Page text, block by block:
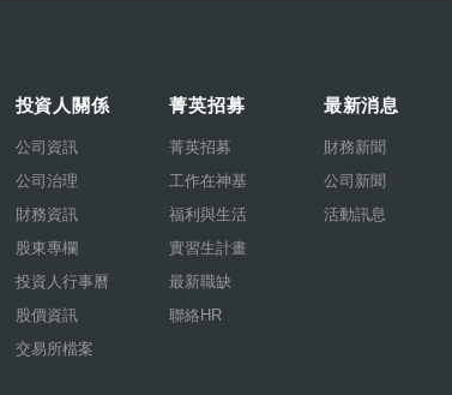
投資人關係
公司資訊
公司治理
財務資訊
股東專欄
投資人行事曆
股價資訊
交易所檔案
菁英招募
菁英招募
工作在神基
福利與生活
實習生計畫
最新職缺
聯絡HR
最新消息
財務新聞
公司新聞
活動訊息